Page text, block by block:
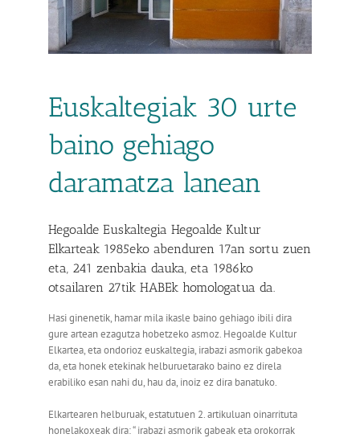
Euskaltegiak 30 urte
baino gehiago
daramatza lanean
Hegoalde Euskaltegia Hegoalde Kultur
Elkarteak 1985eko abenduren 17an sortu zuen
eta, 241 zenbakia dauka, eta 1986ko
otsailaren 27tik HABEk homologatua da.
Hasi ginenetik, hamar mila ikasle baino gehiago ibili dira
gure artean ezagutza hobetzeko asmoz. Hegoalde Kultur
Elkartea, eta ondorioz euskaltegia, irabazi asmorik gabekoa
da, eta honek etekinak helburuetarako baino ez direla
erabiliko esan nahi du, hau da, inoiz ez dira banatuko.
Elkartearen helburuak, estatutuen 2. artikuluan oinarrituta
honelakoxeak dira: “ irabazi asmorik gabeak eta orokorrak